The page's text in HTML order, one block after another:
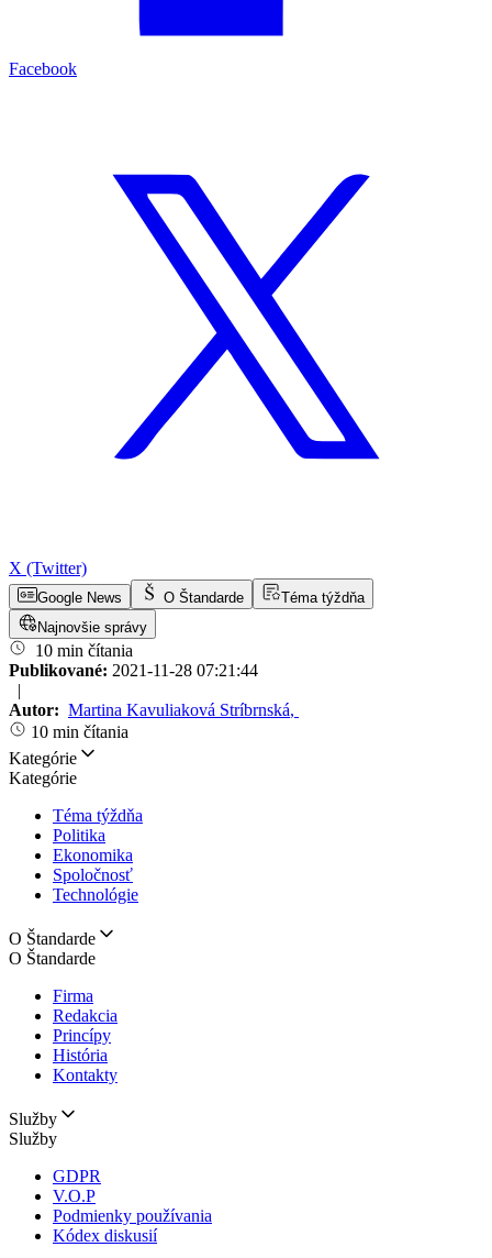
Facebook
X (Twitter)
Google News O Štandarde
Téma týždňa
Najnovšie správy
10 min čítania
Publikované: 2021-11-28 07:21:44
|
Autor: Martina Kavuliaková Stríbrnská,
10 min čítania
Kategórie
Kategórie
Téma týždňa
Politika
Ekonomika
Spoločnosť
Technológie
O Štandarde
O Štandarde
Firma
Redakcia
Princípy
História
Kontakty
Služby
Služby
GDPR
V.O.P
Podmienky používania
Kódex diskusií